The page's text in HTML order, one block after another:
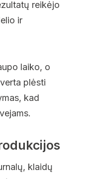
reikėjo
ir
laiko, o
plėsti
kad
klaidų